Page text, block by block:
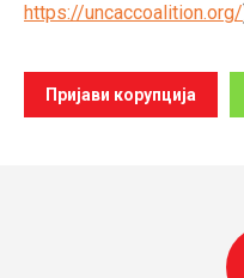
https://uncaccoalition.org/
Пријави корупција